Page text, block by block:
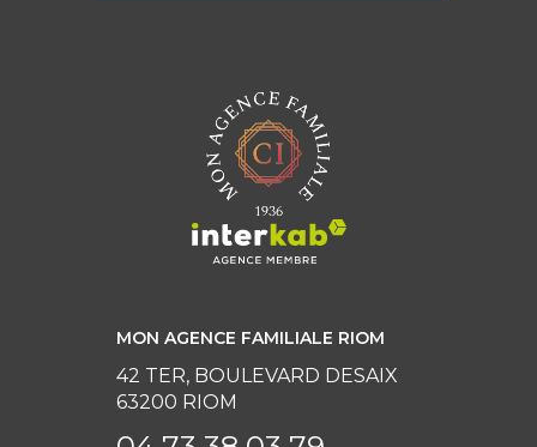
MON AGENCE FAMILIALE RIOM
42 TER, BOULEVARD DESAIX
63200 RIOM